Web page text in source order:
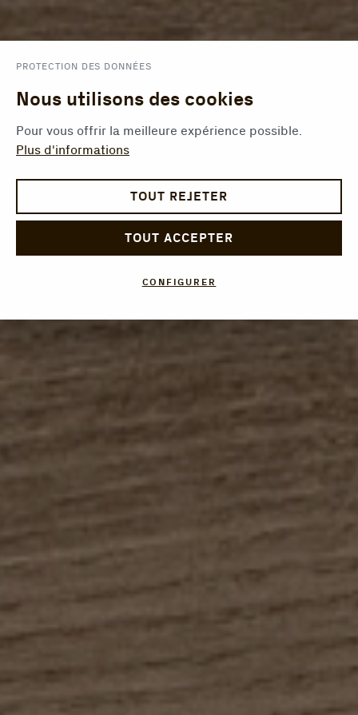
PROTECTION DES DONNÉES
Nous utilisons des cookies
Pour vous offrir la meilleure expérience possible.
Plus d'informations
TOUT REJETER
TOUT ACCEPTER
CONFIGURER